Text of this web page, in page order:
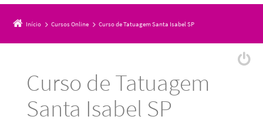
Início Cursos Online Curso de Tatuagem Santa Isabel SP
Curso de Tatuagem
Santa Isabel SP